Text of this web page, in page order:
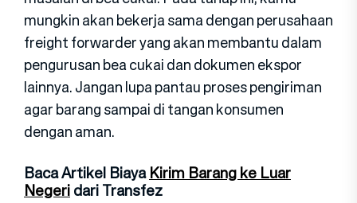
mungkin akan bekerja sama dengan perusahaan
freight forwarder yang akan membantu dalam
pengurusan bea cukai dan dokumen ekspor
lainnya. Jangan lupa pantau proses pengiriman
agar barang sampai di tangan konsumen
dengan aman.
Baca Artikel BiayaKirim Barang ke Luar
Negeridari Transfez